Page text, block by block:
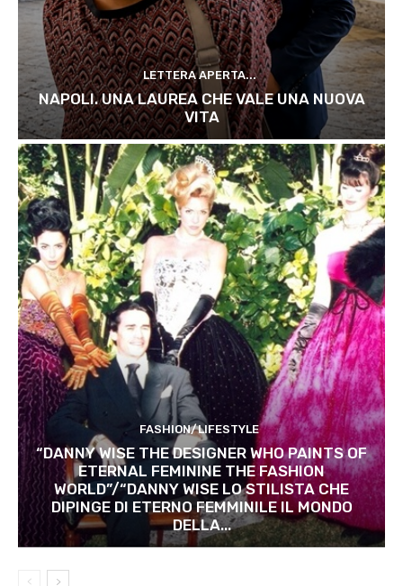
LETTERA APERTA...
NAPOLI. UNA LAUREA CHE VALE UNA NUOVA
VITA
FASHION/LIFESTYLE
“DANNY WISE THE DESIGNER WHO PAINTS OF
ETERNAL FEMININE THE FASHION
WORLD”/“DANNY WISE LO STILISTA CHE
DIPINGE DI ETERNO FEMMINILE IL MONDO
DELLA...